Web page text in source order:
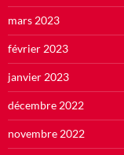
mars 2023
février 2023
janvier 2023
décembre 2022
novembre 2022